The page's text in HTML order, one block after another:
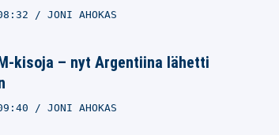
JONI AHOKAS
kisoja – nyt Argentiina lähetti
JONI AHOKAS